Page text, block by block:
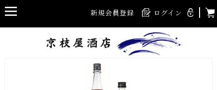
ログイン
新規会員登録